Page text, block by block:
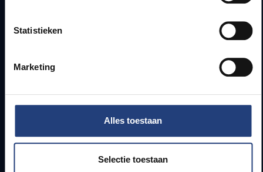
Statistieken
Marketing
Alles toestaan
Selectie toestaan
Lesroosters
Info voor
Pers